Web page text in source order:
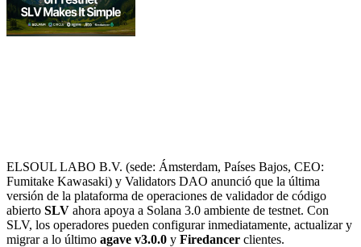
ELSOUL LABO B.V. (sede: Ámsterdam, Países Bajos, CEO:
Fumitake Kawasaki) y Validators DAO anunció que la última
versión de la plataforma de operaciones de validador de código
abierto SLV ahora apoya a Solana 3.0 ambiente de testnet. Con
SLV, los operadores pueden configurar inmediatamente, actualizar y
migrar a lo último agave v3.0.0 y Firedancer clientes.